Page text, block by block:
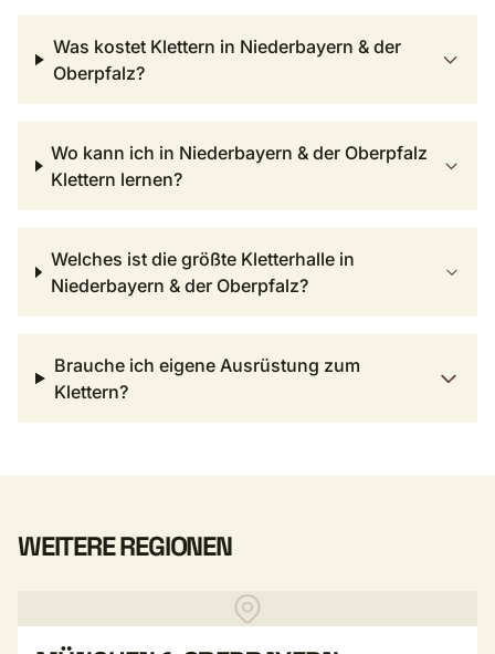
Was kostet Klettern in Niederbayern & der
Oberpfalz?
Wo kann ich in Niederbayern & der Oberpfalz
Klettern lernen?
Welches ist die größte Kletterhalle in
Niederbayern & der Oberpfalz?
Brauche ich eigene Ausrüstung zum
Klettern?
WEITERE REGIONEN